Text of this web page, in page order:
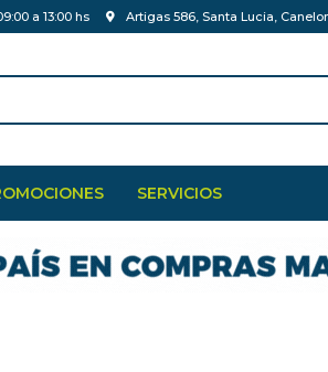
SERVICIOS
a 13:00 hs Artigas 586, Santa Lucia,